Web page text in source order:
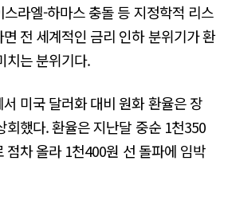
라엘-하마스 충돌 등 지정학적 리스
전 세계적인 금리 인하 분위기가 환
치는 분위기다.
미국 달러화 대비 원화 환율은 장
회했다. 환율은 지난달 중순 1천350
점차 올라 1천400원 선 돌파에 임박